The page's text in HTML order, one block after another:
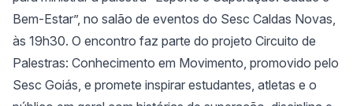
Bem-Estar”, no salão de eventos do Sesc Caldas Novas,
às 19h30. O encontro faz parte do projeto Circuito de
Palestras: Conhecimento em Movimento, promovido pelo
Sesc Goiás, e promete inspirar estudantes, atletas e o